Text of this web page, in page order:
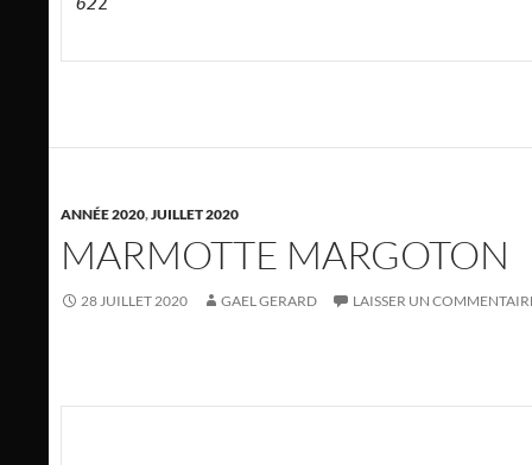
ANNÉE 2020,JUILLET 2020
MARMOTTE MARGOTON
28 JUILLET 2020 GAEL GERARD LAISSER UN